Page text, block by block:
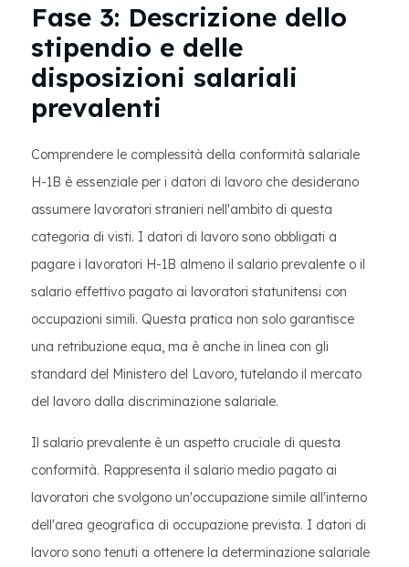
Fase 3: Descrizione dello
stipendio e delle
disposizioni salariali
prevalenti
Comprendere le complessità della conformità salariale
H-1B è essenziale per i datori di lavoro che desiderano
assumere lavoratori stranieri nell'ambito di questa
categoria di visti. I datori di lavoro sono obbligati a
pagare i lavoratori H-1B almeno il salario prevalente o il
salario effettivo pagato ai lavoratori statunitensi con
occupazioni simili. Questa pratica non solo garantisce
una retribuzione equa, ma è anche in linea con gli
standard del Ministero del Lavoro, tutelando il mercato
del lavoro dalla discriminazione salariale.
Il salario prevalente è un aspetto cruciale di questa
conformità. Rappresenta il salario medio pagato ai
lavoratori che svolgono un'occupazione simile all'interno
dell'area geografica di occupazione prevista. I datori di
lavoro sono tenuti a ottenere la determinazione salariale